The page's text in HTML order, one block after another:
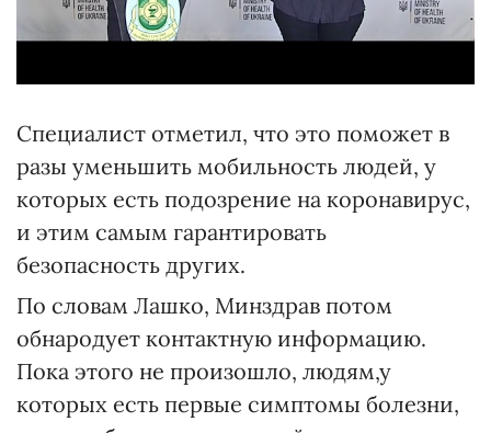
Специалист отметил, что это поможет в
разы уменьшить мобильность людей, у
которых есть подозрение на коронавирус,
и этим самым гарантировать
безопасность других.
По словам Лашко, Минздрав потом
обнародует контактную информацию.
Пока этого не произошло, людям,у
которых есть первые симптомы болезни,